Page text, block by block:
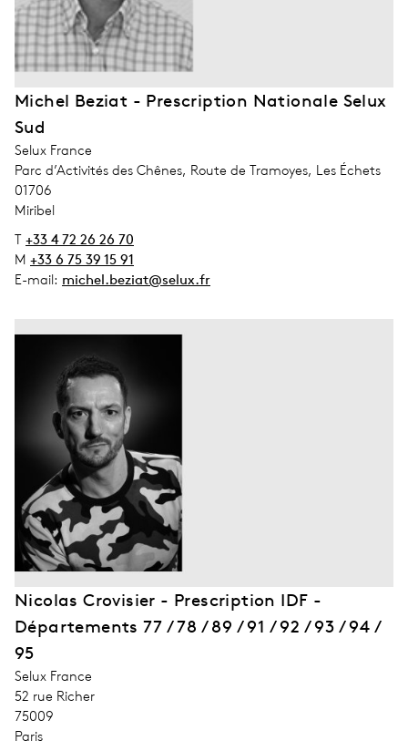
Michel Beziat - Prescription Nationale Selux
Sud
address_company
Selux France
address_street_1
Parc d’Activités des Chênes, Route de Tramoyes, Les Échets
address_zip_code
01706
address_city
Miribel
T +33 4 72 26 26 70
M +33 6 75 39 15 91
E-mail: michel.beziat@selux.fr
Nicolas Crovisier - Prescription IDF -
Départements 77 / 78 / 89 / 91 / 92 / 93 / 94 /
95
address_company
Selux France
address_street_1
52 rue Richer
address_zip_code
75009
address_city
Paris